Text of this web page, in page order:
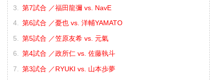
第7試合 ／福田龍彌 vs. NavE
第6試合 ／憂也 vs. 洋輔YAMATO
第5試合 ／笠原友希 vs. 元氣
第4試合 ／政所仁 vs. 佐藤執斗
第3試合 ／RYUKI vs. 山本歩夢